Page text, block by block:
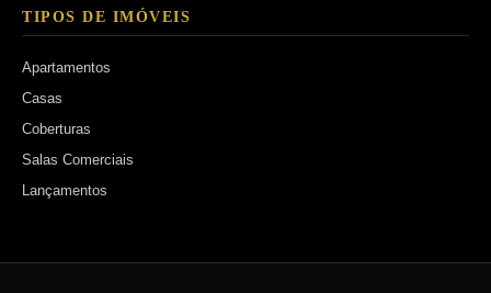
TIPOS DE IMÓVEIS
Apartamentos
Casas
Coberturas
Salas Comerciais
Lançamentos